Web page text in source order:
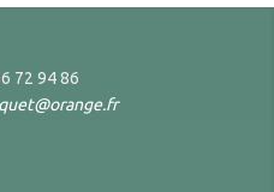
72 94 86